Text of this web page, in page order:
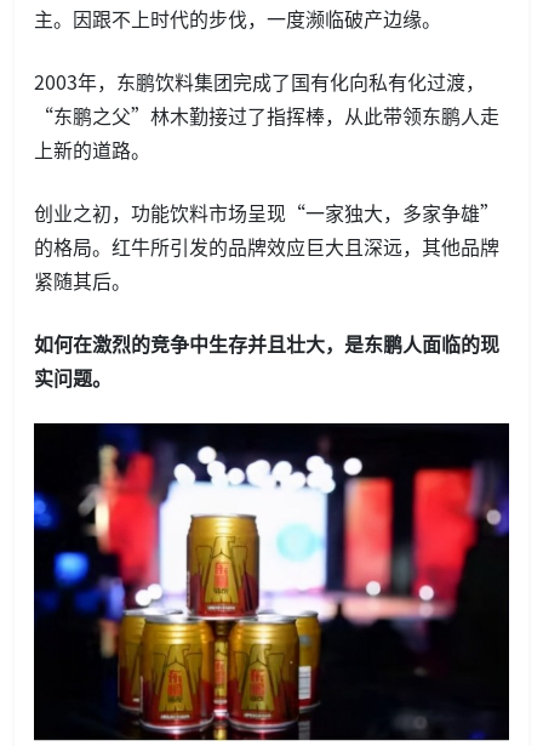
主。因跟不上时代的步伐，一度濒临破产边缘。
2003年，东鹏饮料集团完成了国有化向私有化过渡，
“东鹏之父”林木勤接过了指挥棒，从此带领东鹏人走
上新的道路。
创业之初，功能饮料市场呈现“一家独大，多家争雄”
的格局。红牛所引发的品牌效应巨大且深远，其他品牌
紧随其后。
如何在激烈的竞争中生存并且壮大，是东鹏人面临的现
实问题。